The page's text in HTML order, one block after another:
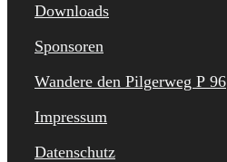
Downloads
Sponsoren
Wandere den Pilgerweg P 96
Impressum
Datenschutz